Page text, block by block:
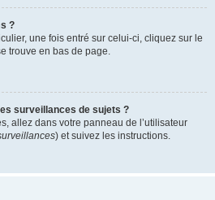
?
une fois entré sur celui-ci, cliquez sur le
trouve en bas de page.
surveillances de sujets ?
allez dans votre panneau de l’utilisateur
) et suivez les instructions.